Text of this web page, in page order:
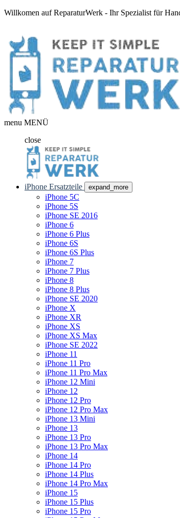
Willkomen auf ReparaturWerk - Ihr Spezialist für
menu MENÜ
close
iPhone Ersatzteile expand_more
iPhone 5C
iPhone 5S
iPhone SE 2016
iPhone 6
iPhone 6 Plus
iPhone 6S
iPhone 6S Plus
iPhone 7
iPhone 7 Plus
iPhone 8
iPhone 8 Plus
iPhone SE 2020
iPhone X
iPhone XR
iPhone XS
iPhone XS Max
iPhone SE 2022
iPhone 11
iPhone 11 Pro
iPhone 11 Pro Max
iPhone 12 Mini
iPhone 12
iPhone 12 Pro
iPhone 12 Pro Max
iPhone 13 Mini
iPhone 13
iPhone 13 Pro
iPhone 13 Pro Max
iPhone 14
iPhone 14 Pro
iPhone 14 Plus
iPhone 14 Pro Max
iPhone 15
iPhone 15 Plus
iPhone 15 Pro